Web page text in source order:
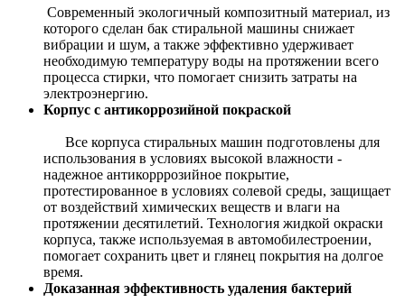
Современный экологичный композитный материал, из
которого сделан бак стиральной машины снижает
вибрации и шум, а также эффективно удерживает
необходимую температуру воды на протяжении всего
процесса стирки, что помогает снизить затраты на
электроэнергию.
Корпус с антикоррозийной покраской
Все корпуса стиральных машин подготовлены для
использования в условиях высокой влажности -
надежное антикорррозийное покрытие,
протестированное в условиях солевой среды, защищает
от воздействий химических веществ и влаги на
протяжении десятилетий. Технология жидкой окраски
корпуса, также используемая в автомобилестроении,
помогает сохранить цвет и глянец покрытия на долгое
время.
Доказанная эффективность удаления бактерий